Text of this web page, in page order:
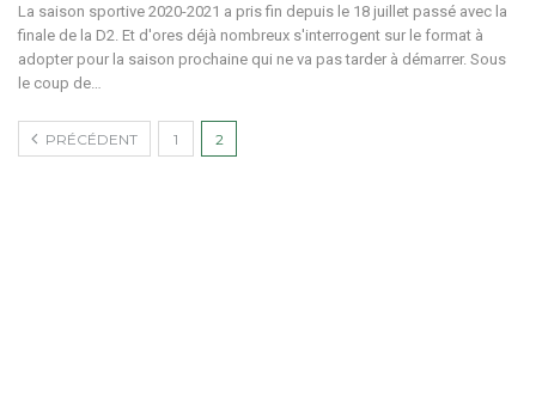
La saison sportive 2020-2021 a pris fin depuis le 18 juillet passé avec la
finale de la D2. Et d'ores déjà nombreux s'interrogent sur le format à
adopter pour la saison prochaine qui ne va pas tarder à démarrer. Sous
le coup de…
PRÉCÉDENT 1 2